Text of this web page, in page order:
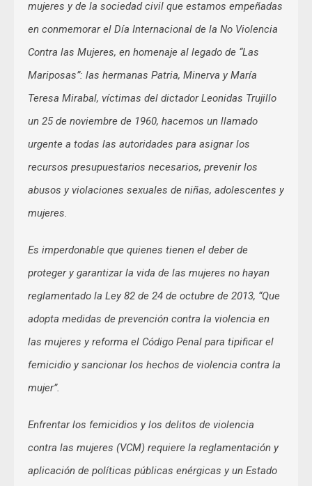
mujeres y de la sociedad civil que estamos empeñadas
en conmemorar el Día Internacional de la No Violencia
Contra las Mujeres, en homenaje al legado de “Las
Mariposas”: las hermanas Patria, Minerva y María
Teresa Mirabal, víctimas del dictador Leonidas Trujillo
un 25 de noviembre de 1960, hacemos un llamado
urgente a todas las autoridades para asignar los
recursos presupuestarios necesarios, prevenir los
abusos y violaciones sexuales de niñas, adolescentes y
mujeres.
Es imperdonable que quienes tienen el deber de
proteger y garantizar la vida de las mujeres no hayan
reglamentado la Ley 82 de 24 de octubre de 2013, “Que
adopta medidas de prevención contra la violencia en
las mujeres y reforma el Código Penal para tipificar el
femicidio y sancionar los hechos de violencia contra la
mujer”.
Enfrentar los femicidios y los delitos de violencia
contra las mujeres (VCM) requiere la reglamentación y
aplicación de políticas públicas enérgicas y un Estado